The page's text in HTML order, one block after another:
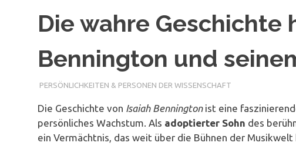
Die wahre Geschichte
Bennington und
PERSÖNLICHKEITEN & PERSONEN DER WISSENSCHAFT
Die Geschichte von Isaiah Benningtonist eine
persönliches Wachstum. Als adoptierter Sohn des
ein Vermächtnis, das weit über die Bühnen der